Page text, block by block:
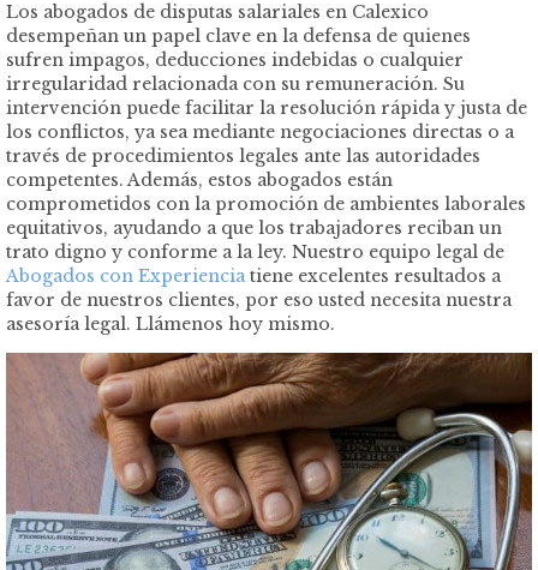
Los abogados de disputas salariales en Calexico
desempeñan un papel clave en la defensa de quienes
sufren impagos, deducciones indebidas o cualquier
irregularidad relacionada con su remuneración. Su
intervención puede facilitar la resolución rápida y justa de
los conflictos, ya sea mediante negociaciones directas o a
través de procedimientos legales ante las autoridades
competentes. Además, estos abogados están
comprometidos con la promoción de ambientes laborales
equitativos, ayudando a que los trabajadores reciban un
trato digno y conforme a la ley. Nuestro equipo legal de
Abogados con Experienciatiene excelentes resultados a
favor de nuestros clientes, por eso usted necesita nuestra
asesoría legal. Llámenos hoy mismo.